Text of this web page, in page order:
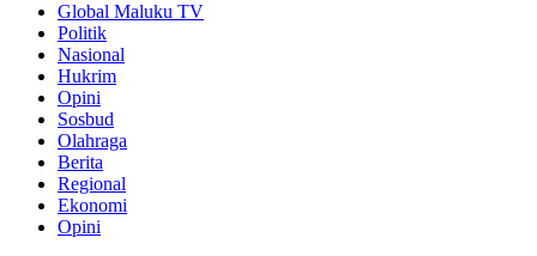
Global Maluku TV
Politik
Nasional
Hukrim
Opini
Sosbud
Olahraga
Berita
Regional
Ekonomi
Opini